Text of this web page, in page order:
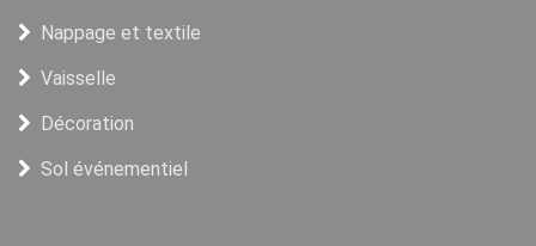
Nappage et textile
Vaisselle
Décoration
Sol événementiel